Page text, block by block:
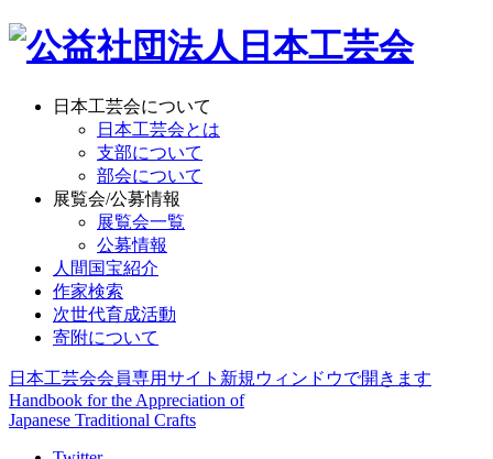
日本工芸会について
日本工芸会とは
支部について
部会について
展覧会/公募情報
展覧会一覧
公募情報
人間国宝紹介
作家検索
次世代育成活動
寄附について
日本工芸会会員専用サイト 新規ウィンドウで開きます
Handbook for the Appreciation of
Japanese Traditional Crafts